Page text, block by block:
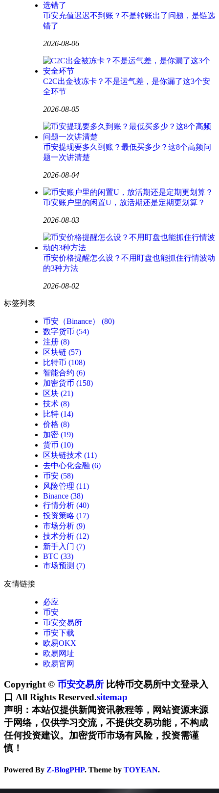
币安充值迟迟不到账？不是转账出了问题，是链选
错了
2026-08-06
C2C出金被冻卡？不是运气差，是你漏了这3个安
全环节
2026-08-05
币安提现要多久到账？最低买多少？这8个高频问
题一次讲清楚
2026-08-04
币安账户里的闲置U，放活期还是定期更划算？
2026-08-03
币安价格提醒怎么设？不用盯盘也能抓住行情波动
的3种方法
2026-08-02
标签列表
币安（Binance）
(80)
数字货币 (54)
注册 (8)
区块链 (57)
比特币 (108)
智能合约 (6)
加密货币 (158)
区块 (21)
技术 (8)
比特 (14)
价格 (8)
加密 (19)
货币 (10)
区块链技术 (11)
去中心化金融 (6)
币安 (58)
风险管理 (11)
Binance (38)
行情分析 (40)
投资策略 (17)
市场分析 (9)
技术分析 (12)
新手入门 (7)
BTC (33)
市场预测 (7)
友情链接
必应
币安
币安交易所
币安下载
欧易OKX
欧易网址
欧易官网
Copyright © 币安交易所 比特币交易所中文登录入
口 All Rights Reserved.sitemap
声明：本站仅提供新闻资讯教程等，网站资源来源
于网络，仅供学习交流，不提供交易功能，不构成
任何投资建议。加密货币市场有风险，投资需谨
慎！
Powered By Z-BlogPHP. Theme by TOYEAN.